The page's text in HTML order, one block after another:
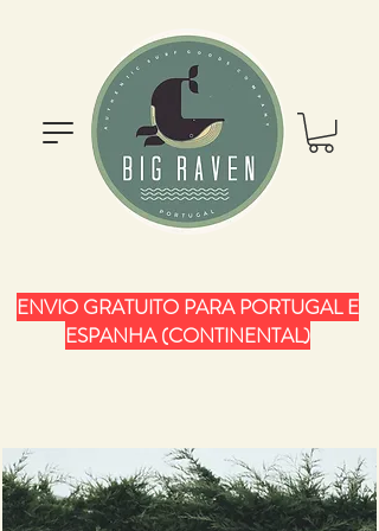
ENVIO GRATUITO PARA PORTUGAL E
ESPANHA (CONTINENTAL)